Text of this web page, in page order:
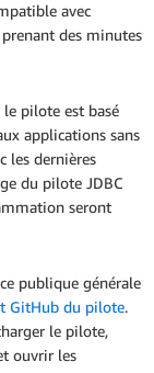
avec
des minutes
pilote est basé
applications sans
les dernières
du pilote JDBC
seront
publique générale
GitHub du pilote.
le pilote,
ouvrir les